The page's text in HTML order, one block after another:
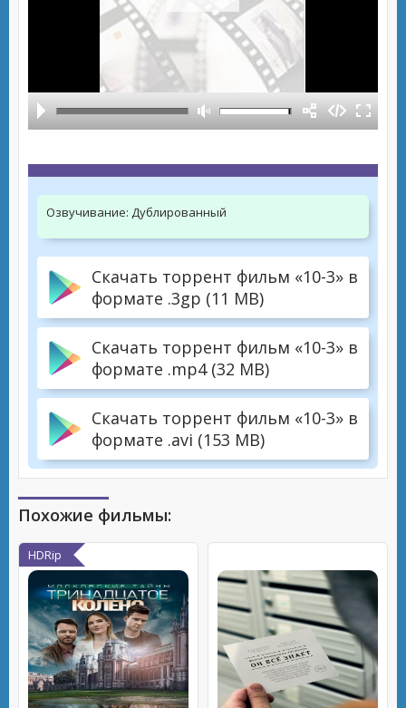
Озвучивание: Дублированный
Скачать торрент фильм «10-3» в
формате .3gp (11 MB)
Скачать торрент фильм «10-3» в
формате .mp4 (32 MB)
Скачать торрент фильм «10-3» в
формате .avi (153 MB)
Похожие фильмы:
HDRip